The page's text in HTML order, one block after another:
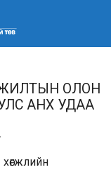
ОЛОН
АНХ УДАА